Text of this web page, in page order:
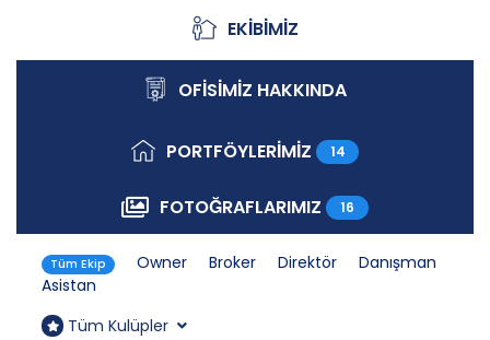
Ekibimiz
EKİBİMİZ
Ofisimiz Hakkında
OFİSİMİZ HAKKINDA
Portföylerimiz
PORTFÖYLERİMİZ 14
Fotoğraflarımız
FOTOĞRAFLARIMIZ 16
Tüm Ekip Owner Broker Direktör
Danışman
Asistan
Tüm Kulüpler